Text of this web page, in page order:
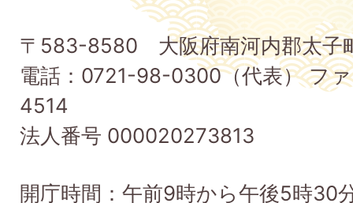
町
Taishi
Town
〒583-8580 大阪府南河内郡太子
電話：0721-98-0300（代表） フ
4514
法人番号 000020273813
開庁時間：午前9時から午後5時30